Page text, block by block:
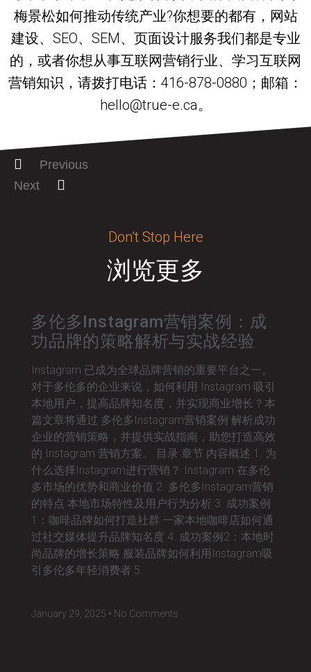
梅景松如何推动传统产业?你想要的都有，网站
建设、SEO、SEM、页面设计服务我们都是专业
的，或者你想从事互联网营销行业、学习互联网
营销知识，请拨打电话：416-878-0880；邮箱：
hello@true-e.ca。
Previous
Next
Don’t Stop Here
浏览更多
多伦多Instagram营销案例：成
功品牌的策略解析与实战经验
Instagram 已成为全球品牌营销的重要平台之一。
对于多伦多的企业来说，如何利用 Instagram 吸引
本地用户，提高品牌知名度，并实现商业增长？本
篇文章将通过 多伦多Instagram营销案例 解析成功
企业的营销策略，并提供实战指南，助您打造高效
的 Instagram 营销方案。 目录 章节 内容概述 1. 为
什么选择Instagram进行营销？ Instagram 在多伦
多市场的优势和商业价值 2. 多伦多Instagram营销
的特点 本地市场特性及用户行为分析 3. 成功案例
1：咖啡品牌如何打造社群 一家本地咖啡店如何通
过社交媒体提升品牌知名度 4. 成功案例2：本地时
尚品牌的增长策略 服装品牌如何利用Instagram吸
引多伦多年轻消费者 5.
January 29, 2025 No Comments